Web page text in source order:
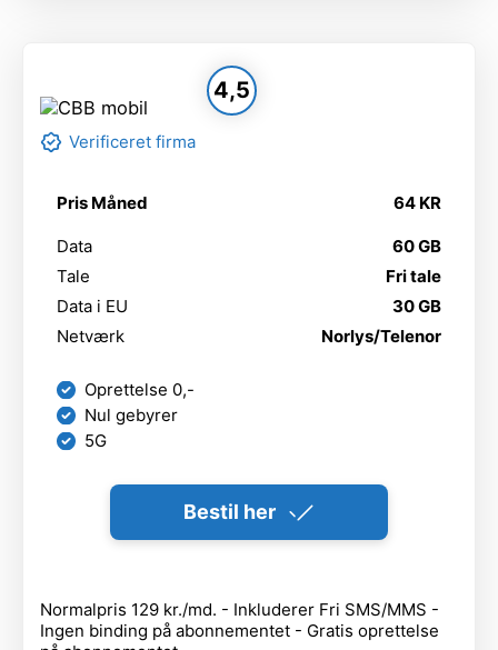
4,5
Verificeret firma
Pris Måned 64 KR
Data
60 GB
Tale
Fri tale
Data i EU
30 GB
Netværk
Norlys/Telenor
Oprettelse 0,-
Nul gebyrer
5G
Bestil her
Normalpris 129 kr./md. - Inkluderer Fri SMS/MMS -
Ingen binding på abonnementet - Gratis oprettelse